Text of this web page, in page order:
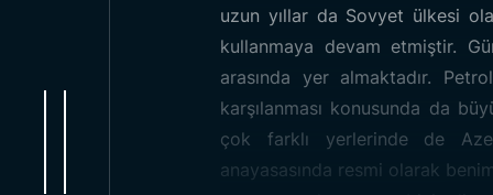
uzun yıllar da Sovyet ülkesi
kullanmaya devam etmiştir.
arasında yer almaktadır.
karşılanması konusunda da
çok farklı yerlerinde de
anayasasında resmi olarak